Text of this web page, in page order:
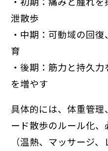
泄散歩
・中期：可動域の回
育
・後期：筋力と持久
を増やす
具体的には、体重管理
ード散歩のルール化
（温熱、マッサージ